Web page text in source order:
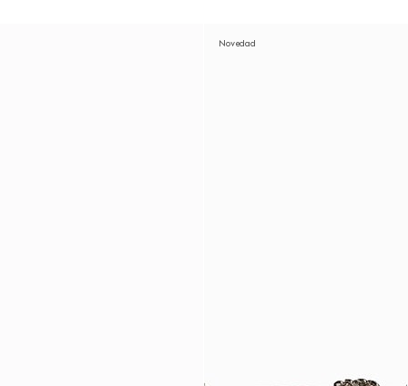
Novedad